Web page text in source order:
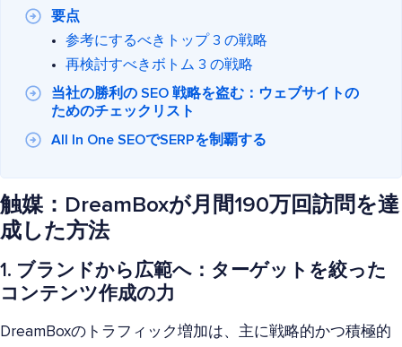
要点
参考にするべきトップ 3 の戦略
再検討すべきボトム 3 の戦略
当社の勝利の SEO 戦略を盗む：ウェブサイトの
ためのチェックリスト
All In One SEOでSERPを制覇する
触媒：DreamBoxが月間190万回訪問を達
成した方法
1. ブランドから広範へ：ターゲットを絞った
コンテンツ作成の力
DreamBoxのトラフィック増加は、主に戦略的かつ積極的